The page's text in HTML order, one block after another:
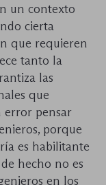
un contexto
cierta
que requieren
tanto la
las
que
error pensar
porque
es habilitante
hecho no es
en los